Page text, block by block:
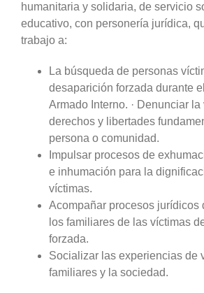
humanitaria y solidaria, de servicio
educativo, con personería jurídica,
trabajo a:
La búsqueda de personas
desaparición forzada durante
Armado Interno. · Denunciar
derechos y libertades
persona o comunidad.
Impulsar procesos de
e inhumación para la
víctimas.
Acompañar procesos jurídicos
los familiares de las víctimas
forzada.
Socializar las experiencias de
familiares y la sociedad.